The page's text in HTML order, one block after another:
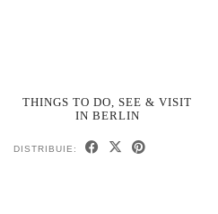
THINGS TO DO, SEE & VISIT
IN BERLIN
DISTRIBUIE: